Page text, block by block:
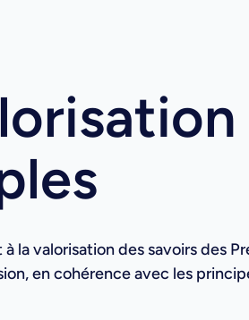
la valorisation des savoirs des
en cohérence avec les